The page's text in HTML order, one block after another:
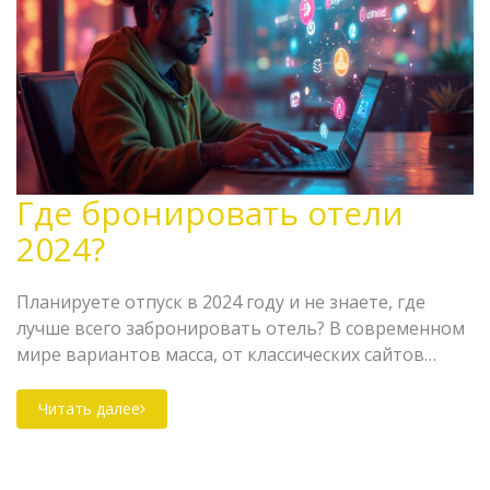
Где бронировать отели
2024?
Планируете отпуск в 2024 году и не знаете, где
лучше всего забронировать отель? В современном
мире вариантов масса, от классических сайтов
предлагающих уникальные условия. В статье
рассматриваются популярные платформы, советы
Читать далее